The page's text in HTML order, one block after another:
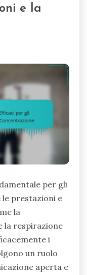
e la
per gli
prestazioni e
la
la respirazione
i
un ruolo
aperta e